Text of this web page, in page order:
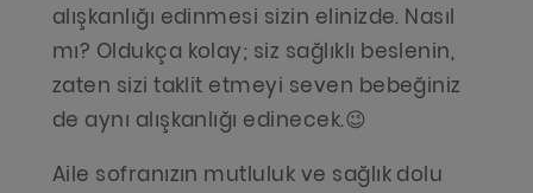
alışkanlığı edinmesi sizin elinizde. Nasıl
mı? Oldukça kolay; siz sağlıklı beslenin,
zaten sizi taklit etmeyi seven bebeğiniz
de aynı alışkanlığı edinecek.😉
Aile sofranızın mutluluk ve sağlık dolu